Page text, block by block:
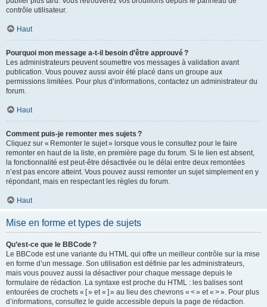
contrôle utilisateur.
Haut
Pourquoi mon message a-t-il besoin d’être approuvé ?
Les administrateurs peuvent soumettre vos messages à validation avant
publication. Vous pouvez aussi avoir été placé dans un groupe aux
permissions limitées. Pour plus d’informations, contactez un administrateur du
forum.
Haut
Comment puis-je remonter mes sujets ?
Cliquez sur « Remonter le sujet » lorsque vous le consultez pour le faire
remonter en haut de la liste, en première page du forum. Si le lien est absent,
la fonctionnalité est peut-être désactivée ou le délai entre deux remontées
n’est pas encore atteint. Vous pouvez aussi remonter un sujet simplement en y
répondant, mais en respectant les règles du forum.
Haut
Mise en forme et types de sujets
Qu’est-ce que le BBCode ?
Le BBCode est une variante du HTML qui offre un meilleur contrôle sur la mise
en forme d’un message. Son utilisation est définie par les administrateurs,
mais vous pouvez aussi la désactiver pour chaque message depuis le
formulaire de rédaction. La syntaxe est proche du HTML : les balises sont
entourées de crochets « [ » et « ] » au lieu des chevrons « < » et « > ». Pour plus
d’informations, consultez le guide accessible depuis la page de rédaction.